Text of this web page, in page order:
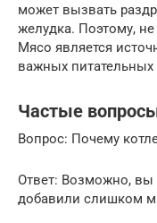
может вызвать
желудка. Поэтому,
Мясо является
важных питательных
Частые
Вопрос: Почему
Ответ: Возможно, вы
добавили слишком